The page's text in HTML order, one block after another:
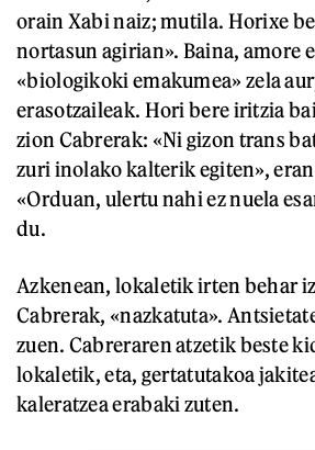
orain Xabi naiz; mutila. Horixe
nortasun agirian». Baina, amore
«biologikoki emakumea» zela
erasotzaileak. Hori bere iritzia
zion Cabrerak: «Ni gizon trans
zuri inolako kalterik egiten»,
«Orduan, ulertu nahi ez nuela
du.
Azkenean, lokaletik irten behar
Cabrerak, «nazkatuta».
zuen. Cabreraren atzetik beste
lokaletik, eta, gertatutakoa
kaleratzea erabaki zuten.